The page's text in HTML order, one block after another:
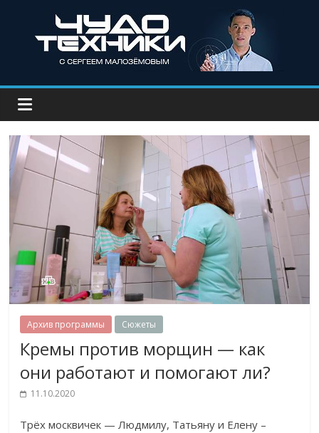
Архив программы Сюжеты
Кремы против морщин — как
они работают и помогают ли?
11.10.2020
Трёх москвичек — Людмилу, Татьяну и Елену –